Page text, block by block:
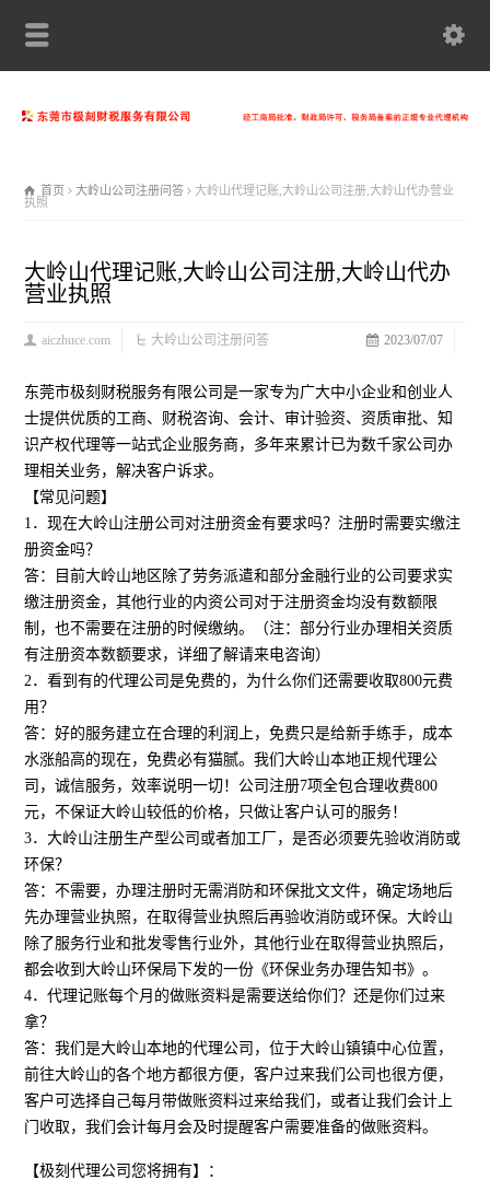
首页 大岭山公司注册问答
大岭山代理记账,大岭山公司注册,大岭山代办营业
执照
大岭山代理记账,大岭山公司注册,大岭山代办
营业执照
2023/07/07
aiczhuce.com 大岭山公司注册问答
东莞市极刻财税服务有限公司是一家专为广大中小企业和创业人
士提供优质的工商、财税咨询、会计、审计验资、资质审批、知
识产权代理等一站式企业服务商，多年来累计已为数千家公司办
理相关业务，解决客户诉求。
【常见问题】
1．现在大岭山注册公司对注册资金有要求吗？注册时需要实缴注
册资金吗？
答：目前大岭山地区除了劳务派遣和部分金融行业的公司要求实
缴注册资金，其他行业的内资公司对于注册资金均没有数额限
制，也不需要在注册的时候缴纳。（注：部分行业办理相关资质
有注册资本数额要求，详细了解请来电咨询）
2．看到有的代理公司是免费的，为什么你们还需要收取800元费
用？
答：好的服务建立在合理的利润上，免费只是给新手练手，成本
水涨船高的现在，免费必有猫腻。我们大岭山本地正规代理公
司，诚信服务，效率说明一切！公司注册7项全包合理收费800
元，不保证大岭山较低的价格，只做让客户认可的服务！
3．大岭山注册生产型公司或者加工厂，是否必须要先验收消防或
环保？
答：不需要，办理注册时无需消防和环保批文文件，确定场地后
先办理营业执照，在取得营业执照后再验收消防或环保。大岭山
除了服务行业和批发零售行业外，其他行业在取得营业执照后，
都会收到大岭山环保局下发的一份《环保业务办理告知书》。
4．代理记账每个月的做账资料是需要送给你们？还是你们过来
拿？
答：我们是大岭山本地的代理公司，位于大岭山镇镇中心位置，
前往大岭山的各个地方都很方便，客户过来我们公司也很方便，
客户可选择自己每月带做账资料过来给我们，或者让我们会计上
门收取，我们会计每月会及时提醒客户需要准备的做账资料。
【极刻代理公司您将拥有】：